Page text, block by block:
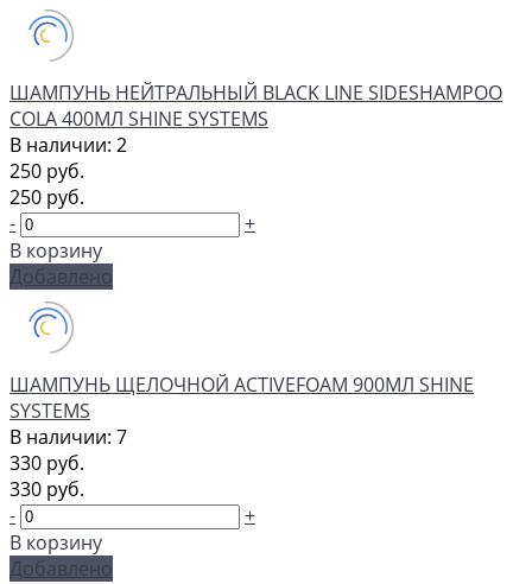
ШАМПУНЬ НЕЙТРАЛЬНЫЙ BLACK LINE SIDESHAMPOO
COLA 400МЛ SHINE SYSTEMS
В наличии: 2
250 руб.
250 руб.
-
+
В корзину
Добавлено
ШАМПУНЬ ЩЕЛОЧНОЙ ACTIVEFOAM 900МЛ SHINE
SYSTEMS
В наличии: 7
330 руб.
330 руб.
-
+
В корзину
Добавлено